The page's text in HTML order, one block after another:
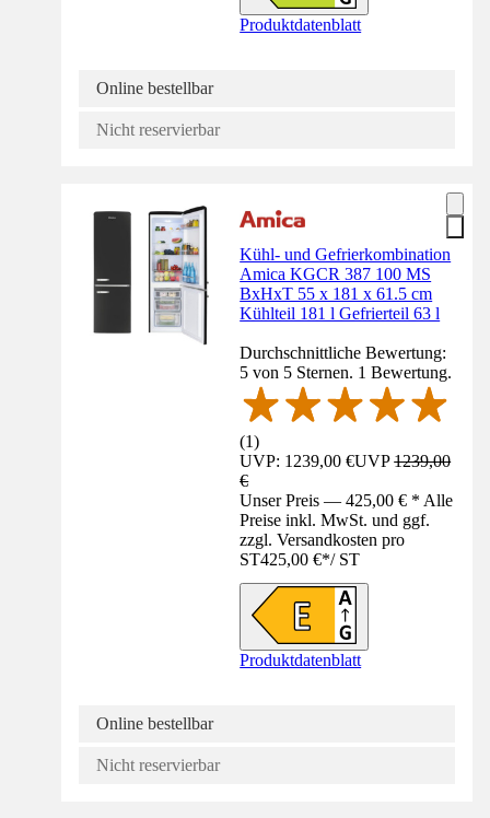
Produktdatenblatt
Online bestellbar
Nicht reservierbar
Kühl- und Gefrierkombination
Amica KGCR 387 100 MS
BxHxT 55 x 181 x 61.5 cm
Kühlteil 181 l Gefrierteil 63 l
Durchschnittliche Bewertung:
5 von 5 Sternen. 1 Bewertung.
(1)
UVP: 1239,00 €UVP1239,00
€
Unser Preis — 425,00 € * Alle
Preise inkl. MwSt. und ggf.
zzgl. Versandkosten pro
ST425,00 €*/ ST
Produktdatenblatt
Online bestellbar
Nicht reservierbar